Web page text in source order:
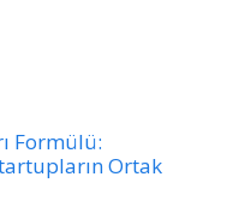
Formülü:
Ortak